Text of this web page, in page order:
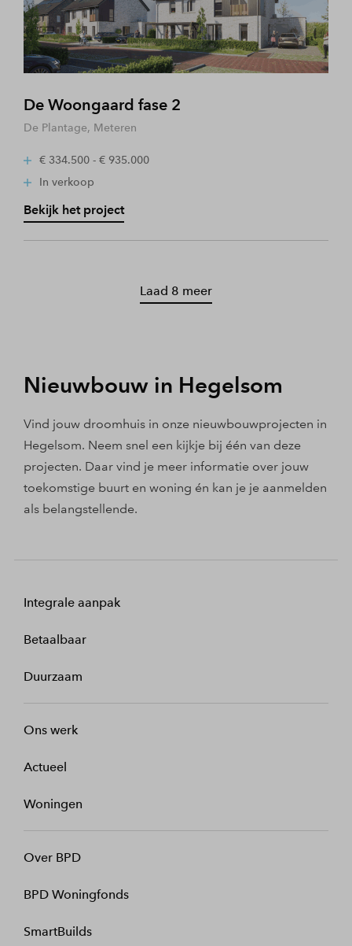
De Woongaard fase 2
De Plantage, Meteren
€ 334.500 - € 935.000
In verkoop
Bekijk het project
Laad 8 meer
Nieuwbouw in Hegelsom
Vind jouw droomhuis in onze nieuwbouwprojecten in
Hegelsom. Neem snel een kijkje bij één van deze
projecten. Daar vind je meer informatie over jouw
toekomstige buurt en woning én kan je je aanmelden
als belangstellende.
Integrale aanpak
Betaalbaar
Duurzaam
Ons werk
Actueel
Woningen
Over BPD
BPD Woningfonds
SmartBuilds